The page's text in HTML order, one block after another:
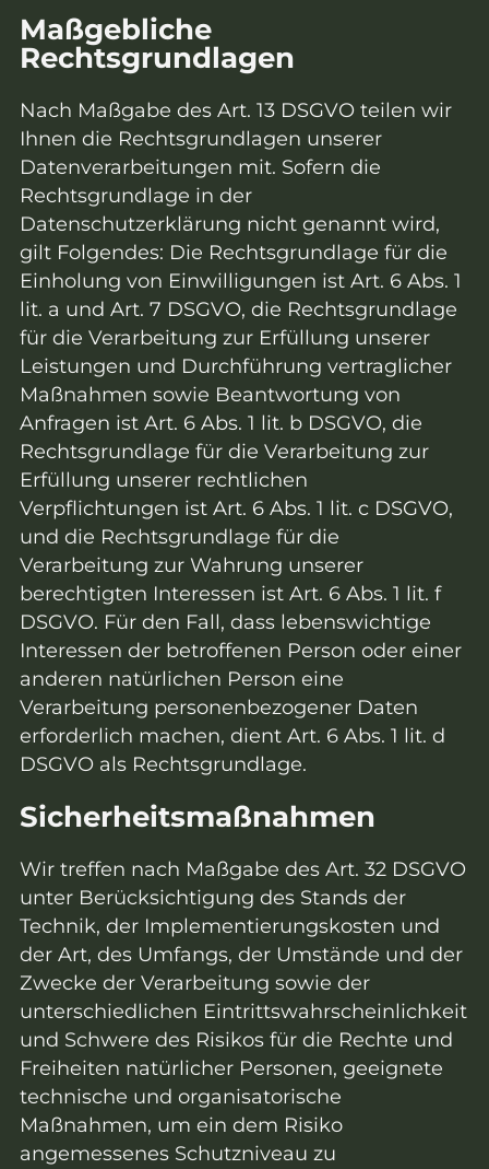
Maßgebliche
Rechtsgrundlagen
Nach Maßgabe des Art. 13 DSGVO teilen wir
Ihnen die Rechtsgrundlagen unserer
Datenverarbeitungen mit. Sofern die
Rechtsgrundlage in der
Datenschutzerklärung nicht genannt wird,
gilt Folgendes: Die Rechtsgrundlage für die
Einholung von Einwilligungen ist Art. 6 Abs. 1
lit. a und Art. 7 DSGVO, die Rechtsgrundlage
für die Verarbeitung zur Erfüllung unserer
Leistungen und Durchführung vertraglicher
Maßnahmen sowie Beantwortung von
Anfragen ist Art. 6 Abs. 1 lit. b DSGVO, die
Rechtsgrundlage für die Verarbeitung zur
Erfüllung unserer rechtlichen
Verpflichtungen ist Art. 6 Abs. 1 lit. c DSGVO,
und die Rechtsgrundlage für die
Verarbeitung zur Wahrung unserer
berechtigten Interessen ist Art. 6 Abs. 1 lit. f
DSGVO. Für den Fall, dass lebenswichtige
Interessen der betroffenen Person oder einer
anderen natürlichen Person eine
Verarbeitung personenbezogener Daten
erforderlich machen, dient Art. 6 Abs. 1 lit. d
DSGVO als Rechtsgrundlage.
Sicherheitsmaßnahmen
Wir treffen nach Maßgabe des Art. 32 DSGVO
unter Berücksichtigung des Stands der
Technik, der Implementierungskosten und
der Art, des Umfangs, der Umstände und der
Zwecke der Verarbeitung sowie der
unterschiedlichen Eintrittswahrscheinlichkeit
und Schwere des Risikos für die Rechte und
Freiheiten natürlicher Personen, geeignete
technische und organisatorische
Maßnahmen, um ein dem Risiko
angemessenes Schutzniveau zu